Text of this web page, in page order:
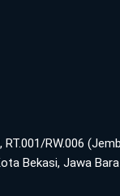
RT.001/RW.006
Bekasi, Jawa